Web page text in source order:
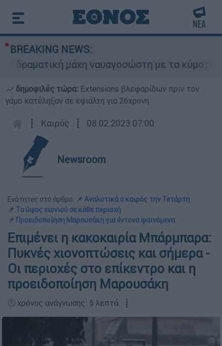
BREAKING NEWS:
μάχη ναυαγοσώστη με τα κύματα για
δημοφιλές τώρα: Extensions βλεφαρίδων πριν τον
γάμο κατέληξαν σε εφιάλτη για 26χρονη
┋ Καιρός ┋ 08.02.2023 07:00
Newsroom
Ενότητες στο άρθρο: 📌 Αναλυτικά ο καιρός την Τετάρτη
📌 Το ύψος χιονιού σε κάθε περιοχή
📌 Προειδοποίηση Μαρουσάκη για έντονα φαινόμενα
Επιμένει η κακοκαιρία Μπάρμπαρα:
Πυκνές χιονοπτώσεις και σήμερα -
Οι περιοχές στο επίκεντρο και η
προειδοποίηση Μαρουσάκη
🕛 χρόνος ανάγνωσης: 5 λεπτά ┋